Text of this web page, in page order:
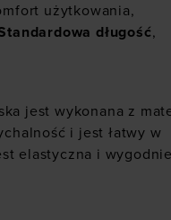
użytkowania,
długość,
jest wykonana z
i jest łatwy w
elastyczna i wygodnie